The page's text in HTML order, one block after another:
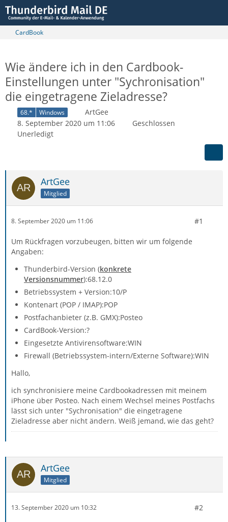
CardBook
Wie ändere ich in den Cardbook-
Einstellungen unter "Sychronisation"
die eingetragene Zieladresse?
68.* Windows
ArtGee
8. September 2020 um 11:06
Geschlossen
Unerledigt
ArtGee
Mitglied
8. September 2020 um 11:06 #1
Um Rückfragen vorzubeugen, bitten wir um folgende
Angaben:
Thunderbird-Version (konkrete
Versionsnummer):68.12.0
Betriebssystem + Version:10/P
Kontenart (POP / IMAP):POP
Postfachanbieter (z.B. GMX):Posteo
CardBook-Version:?
Eingesetzte Antivirensoftware:WIN
Firewall (Betriebssystem-intern/Externe Software):WIN
Hallo,
ich synchronisiere meine Cardbookadressen mit meinem
iPhone über Posteo. Nach einem Wechsel meines Postfachs
lässt sich unter "Sychronisation" die eingetragene
Zieladresse aber nicht ändern. Weiß jemand, wie das geht?
ArtGee
Mitglied
13. September 2020 um 10:32 #2